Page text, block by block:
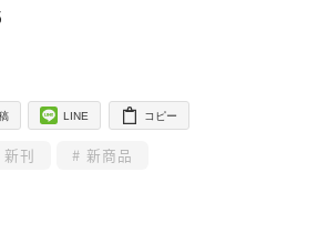
LINE コピー
新刊 新商品